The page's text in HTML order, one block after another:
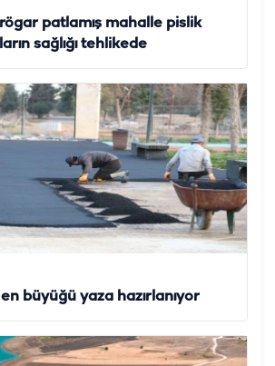
patlamış mahalle pislik
sağlığı tehlikede
en büyüğü yaza hazırlanıyor